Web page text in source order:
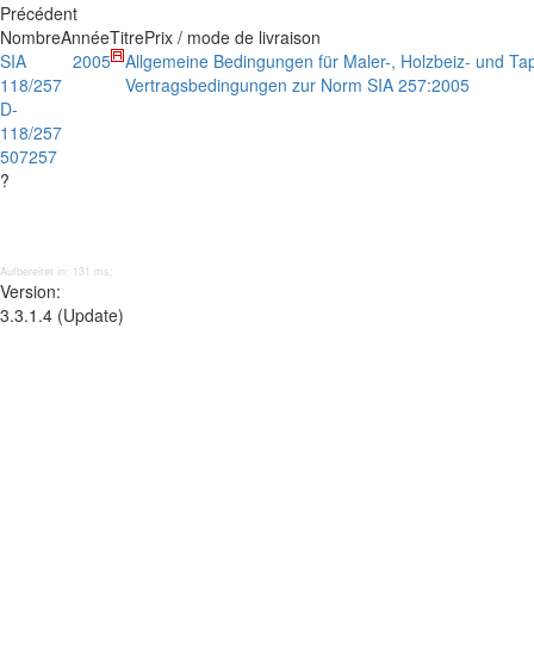
Précédent
NombreAnnéeTitrePrix / mode de livraison
SIA
118/257
D-
118/257
507257
?
2005 Allgemeine Bedingungen für Maler-, Holzbeiz- und
Vertragsbedingungen zur Norm SIA 257:2005
Aufbereitet in: 131 ms;
Version:
3.3.1.4 (Update)